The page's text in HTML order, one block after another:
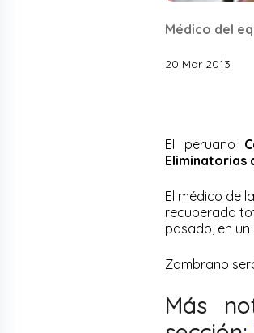
Médico del
20 Mar 2013
El peruano
Eliminatorias
El médico de
recuperado
pasado, en
Zambrano
Más